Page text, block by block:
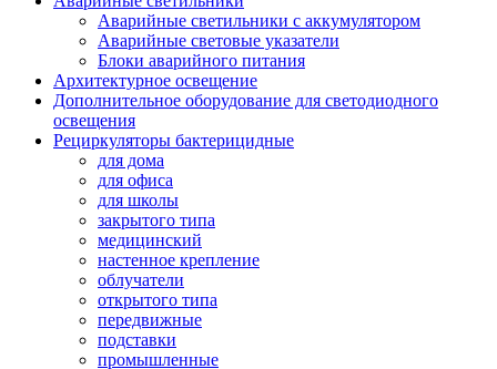
Аварийные светильники с аккумулятором
Аварийные световые указатели
Блоки аварийного питания
Архитектурное освещение
Дополнительное оборудование для светодиодного
освещения
Рециркуляторы бактерицидные
для дома
для офиса
для школы
закрытого типа
медицинский
настенное крепление
облучатели
открытого типа
передвижные
подставки
промышленные